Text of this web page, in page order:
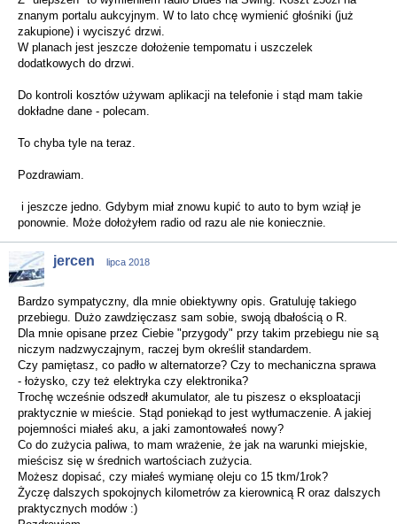
znanym portalu aukcyjnym. W to lato chcę wymienić głośniki (już
zakupione) i wyciszyć drzwi.
W planach jest jeszcze dołożenie tempomatu i uszczelek
dodatkowych do drzwi.
Do kontroli kosztów używam aplikacji na telefonie i stąd mam takie
dokładne dane - polecam.
To chyba tyle na teraz.
Pozdrawiam.
i jeszcze jedno. Gdybym miał znowu kupić to auto to bym wziął je
ponownie. Może dołożyłem radio od razu ale nie koniecznie.
jercen lipca 2018
Bardzo sympatyczny, dla mnie obiektywny opis. Gratuluję takiego
przebiegu. Dużo zawdzięczasz sam sobie, swoją dbałością o R.
Dla mnie opisane przez Ciebie "przygody" przy takim przebiegu nie są
niczym nadzwyczajnym, raczej bym określił standardem.
Czy pamiętasz, co padło w alternatorze? Czy to mechaniczna sprawa
- łożysko, czy też elektryka czy elektronika?
Trochę wcześnie odszedł akumulator, ale tu piszesz o eksploatacji
praktycznie w mieście. Stąd poniekąd to jest wytłumaczenie. A jakiej
pojemności miałeś aku, a jaki zamontowałeś nowy?
Co do zużycia paliwa, to mam wrażenie, że jak na warunki miejskie,
mieścisz się w średnich wartościach zużycia.
Możesz dopisać, czy miałeś wymianę oleju co 15 tkm/1rok?
Życzę dalszych spokojnych kilometrów za kierownicą R oraz dalszych
praktycznych modów :)